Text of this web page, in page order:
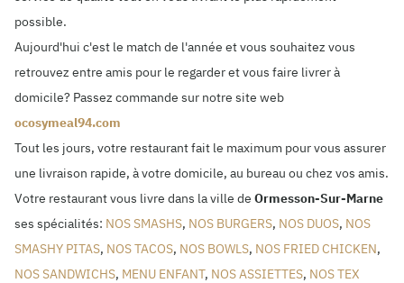
possible.
Aujourd'hui c'est le match de l'année et vous souhaitez vous
retrouvez entre amis pour le regarder et vous faire livrer à
domicile? Passez commande sur notre site web
ocosymeal94.com
Tout les jours, votre restaurant fait le maximum pour vous assurer
une livraison rapide, à votre domicile, au bureau ou chez vos amis.
Votre restaurant vous livre dans la ville de Ormesson-Sur-Marne
ses spécialités: NOS SMASHS, NOS BURGERS, NOS DUOS, NOS
SMASHY PITAS, NOS TACOS, NOS BOWLS, NOS FRIED CHICKEN,
NOS SANDWICHS, MENU ENFANT, NOS ASSIETTES, NOS TEX